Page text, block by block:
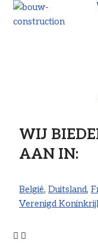
WIJ
AAN IN: ​
België,Duitsland,
Verenigd